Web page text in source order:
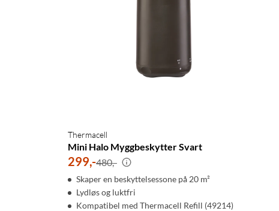
Thermacell
Mini Halo Myggbeskytter Svart
299,-480,-
Skaper en beskyttelsessone på 20 m²
Lydløs og luktfri
Kompatibel med Thermacell Refill (49214)